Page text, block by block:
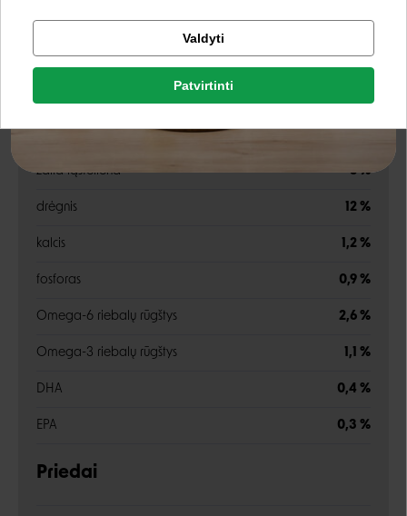
Rašyti atsiliepimą
žalia ląsteliena 5 %
drėgnis 12 %
kalcis 1,2 %
fosforas 0,9 %
Omega-6 riebalų rūgštys 2,6 %
Omega-3 riebalų rūgštys 1,1 %
DHA 0,4 %
EPA 0,3 %
Priedai
Rašyti atsiliepimą
Facebook
Valdyti
Patvirtinti